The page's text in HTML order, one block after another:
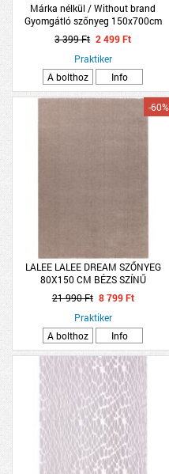
Márka nélkül / Without brand
Gyomgátló szőnyeg 150x700cm
45g/m2 fekete
3 399 Ft 2 499 Ft
Praktiker
A bolthoz
Info
LALEE LALEE DREAM SZŐNYEG
80X150 CM BÉZS SZÍNŰ
-60%
21 990 Ft 8 799 Ft
Praktiker
A bolthoz
Info